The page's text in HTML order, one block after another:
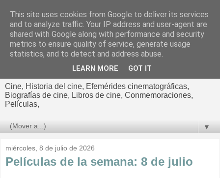
El cultural
cinematográfico de Jorge
Cine, Historia del cine, Efemérides cinematográficas,
Biografías de cine, Libros de cine, Conmemoraciones,
Películas,
▼
miércoles, 8 de julio de 2026
Películas de la semana: 8 de julio
This site uses cookies from Google to deliver its services
and to analyze traffic. Your IP address and user-agent are
shared with Google along with performance and security
metrics to ensure quality of service, generate usage
statistics, and to detect and address abuse.
LEARN MORE GOT IT